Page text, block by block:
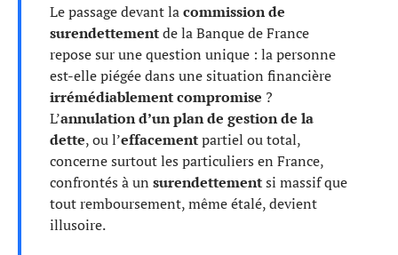
Le passage devant lacommission de
surendettementde la Banque de France
repose sur une question unique : la personne
est-elle piégée dans une situation financière
irrémédiablement compromise ?
L’annulation d’un plan de gestion de la
dette, ou l’effacementpartiel ou total,
concerne surtout les particuliers en France,
confrontés à un surendettementsi massif que
tout remboursement, même étalé, devient
illusoire.